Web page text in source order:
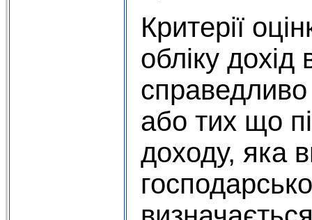
Критерії
обліку дохід
справедливо
або тих що
доходу, яка